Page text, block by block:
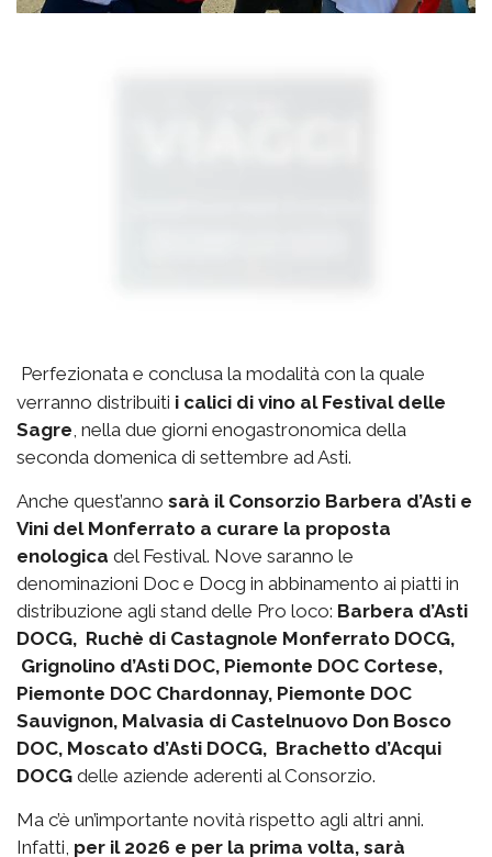
Perfezionata e conclusa la modalità con la quale
verranno distribuiti i calici di vino al Festival delle
Sagre, nella due giorni enogastronomica della
seconda domenica di settembre ad Asti.
Anche quest’anno sarà il Consorzio Barbera d’Asti e
Vini del Monferrato a curare la proposta
enologica del Festival. Nove saranno le
denominazioni Doc e Docg in abbinamento ai piatti in
distribuzione agli stand delle Pro loco: Barbera d’Asti
DOCG, Ruchè di Castagnole Monferrato DOCG,
Grignolino d’Asti DOC, Piemonte DOC Cortese,
Piemonte DOC Chardonnay, Piemonte DOC
Sauvignon, Malvasia di Castelnuovo Don Bosco
DOC, Moscato d’Asti DOCG, Brachetto d’Acqui
DOCG delle aziende aderenti al Consorzio.
Ma c’è un’importante novità rispetto agli altri anni.
Infatti, per il 2026 e per la prima volta, sarà